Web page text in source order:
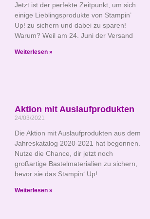
Jetzt ist der perfekte Zeitpunkt, um sich
einige Lieblingsprodukte von Stampin’
Up! zu sichern und dabei zu sparen!
Warum? Weil am 24. Juni der Versand
Weiterlesen »
Aktion mit Auslaufprodukten
24/03/2021
Die Aktion mit Auslaufprodukten aus dem
Jahreskatalog 2020-2021 hat begonnen.
Nutze die Chance, dir jetzt noch
großartige Bastelmaterialien zu sichern,
bevor sie das Stampin‘ Up!
Weiterlesen »